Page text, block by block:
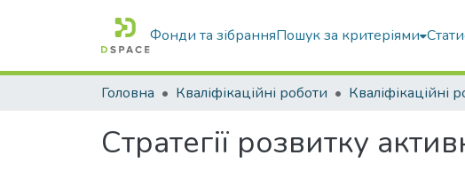
Фонди та зібранняПошук за критеріями
Головна Кваліфікаційні роботи
Стратегії розвитку